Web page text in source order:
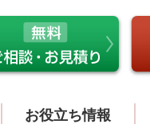
お役立ち情報